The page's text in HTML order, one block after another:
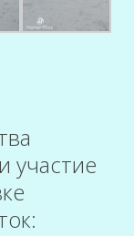
участие